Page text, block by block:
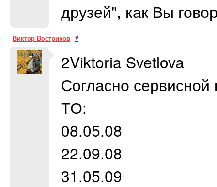
друзей", как Вы
Виктор Востриков #
2Viktoria Svetlova
Согласно
ТО:
08.05.08
22.09.08
31.05.09